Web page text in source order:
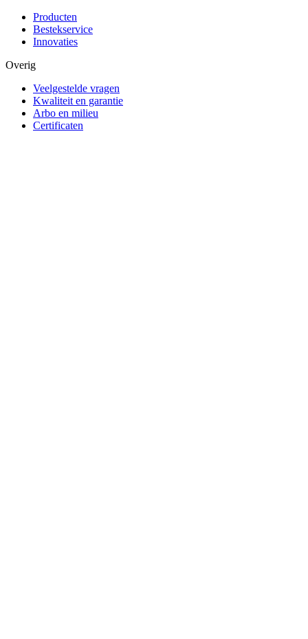
Producten
Bestekservice
Innovaties
Overig
Veelgestelde vragen
Kwaliteit en garantie
Arbo en milieu
Certificaten